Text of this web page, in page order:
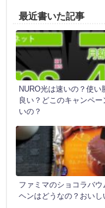
最近書いた記事
NURO光は速いの？使い
良い？どこのキャンペー
いの？
ファミマのショコラバウ
ヘンはどうなの？おいし